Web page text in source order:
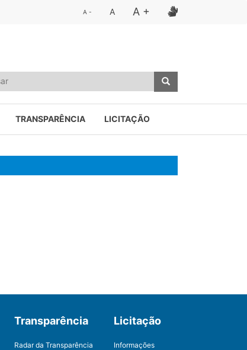
A - A A +
TRANSPARÊNCIA LICITAÇÃO
Transparência
Radar da Transparência
Licitação
Informações